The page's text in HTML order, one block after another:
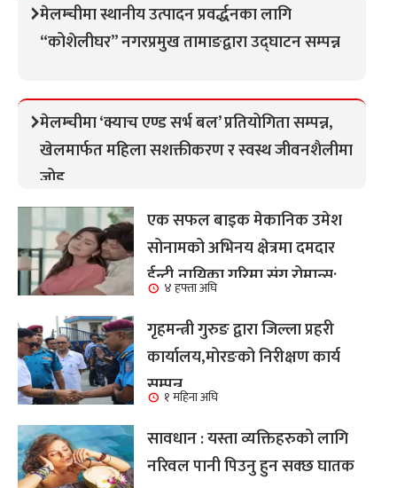
मेलम्चीमा स्थानीय उत्पादन प्रवर्द्धनका लागि
“कोशेलीघर” नगरप्रमुख तामाङद्वारा उद्घाटन सम्पन्न
मेलम्चीमा ‘क्याच एण्ड सर्भ बल’ प्रतियोगिता सम्पन्न,
खेलमार्फत महिला सशक्तीकरण र स्वस्थ जीवनशैलीमा
जोड
एक सफल बाइक मेकानिक उमेश
सोनामको अभिनय क्षेत्रमा दमदार
ईन्ट्री,नायिका गरिमा संग रोमान्स:
हेर्नुहोस भिडियो ।
४ हफ्ता अघि
गृहमन्त्री गुरुङ द्वारा जिल्ला प्रहरी
कार्यालय,मोरङको निरीक्षण कार्य
सम्पन्न१ महिना अघि
सावधान : यस्ता व्यक्तिहरुको लागि
नरिवल पानी पिउनु हुन सक्छ घातक